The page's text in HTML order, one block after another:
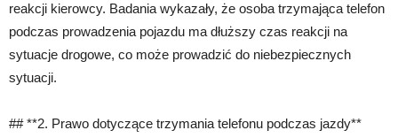
reakcji kierowcy. Badania wykazały, że osoba trzymająca telefon
podczas prowadzenia pojazdu ma dłuższy czas reakcji na
sytuacje drogowe, co może prowadzić do niebezpiecznych
sytuacji.
## **2. Prawo dotyczące trzymania telefonu podczas jazdy**